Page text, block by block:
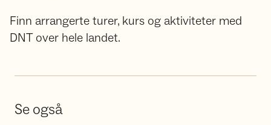
Finn arrangerte turer, kurs og aktiviteter med
DNT over hele landet.
Se også